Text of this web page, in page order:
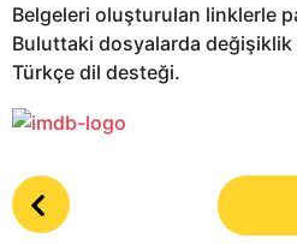
Belgeleri oluşturulan linklerle
Buluttaki dosyalarda değişiklik
Türkçe dil desteği.
P
o